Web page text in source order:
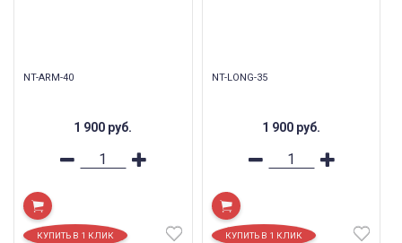
NT-ARM-40
1 900 руб.
NT-LONG-35
1 900 руб.